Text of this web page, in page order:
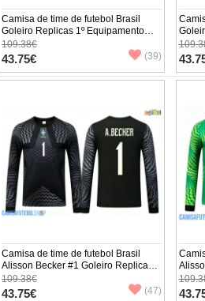
Camisa de time de futebol Brasil
Goleiro Replicas 1º Equipamento
Infantil Mundo 2026 Manga
Comprida (+ Calças curtas)
109.38€
43.75€ (39)
Camisa de time de futebol Brasil
Alisson Becker #1 Goleiro Replicas
1º Equipamento Infantil Mundo 2026
Manga Comprida (+ Calças curtas)
109.38€
43.75€ (47)
2º